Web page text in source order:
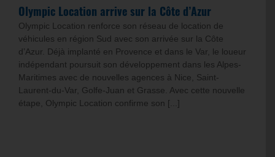
Olympic Location arrive sur la Côte d’Azur
Olympic Location renforce son réseau de location de
véhicules en région Sud avec son arrivée sur la Côte
d’Azur. Déjà implanté en Provence et dans le Var, le loueur
indépendant poursuit son développement dans les Alpes-
Maritimes avec de nouvelles agences à Nice, Saint-
Laurent-du-Var, Golfe-Juan et Grasse. Avec cette nouvelle
étape, Olympic Location confirme son [...]